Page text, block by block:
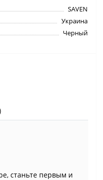
SAVEN
Украина
Черный
станьте первым и